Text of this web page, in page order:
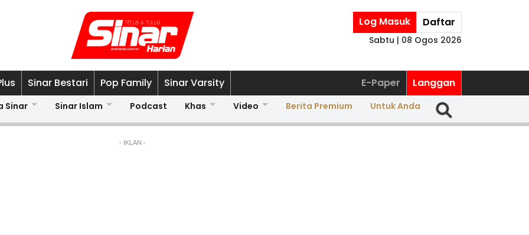
Log Masuk Daftar
Sabtu | 08 Ogos 2026
Sinar Bestari Pop Family Sinar Varsity E-Paper Langgan
Sinar Sinar Islam Podcast Khas Video Berita Premium Untuk Anda
- IKLAN -